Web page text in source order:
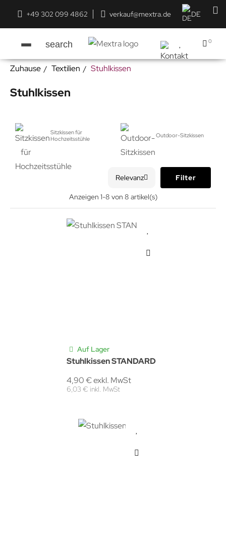
+49 302 099 4862 verkauf@mextra.de DE
search 0
Zuhause Textilien Stuhlkissen
Stuhlkissen
Sitzkissen für
Hochzeitsstühle
Outdoor-Sitzkissen
Relevanz Filter
Anzeigen 1-8 von 8 artikel(s)
Auf Lager
Stuhlkissen STANDARD
4,90 € exkl. MwSt
6,03 € inkl. MwSt